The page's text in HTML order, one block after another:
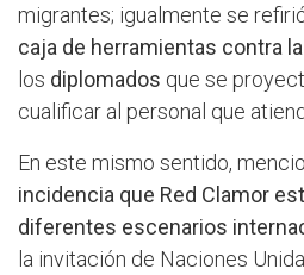
migrantes; igualmente se
caja de herramientas contra
los diplomados que se
cualificar al personal que
En este mismo sentido,
incidencia que Red Clamor
diferentes escenarios
la invitación de Naciones